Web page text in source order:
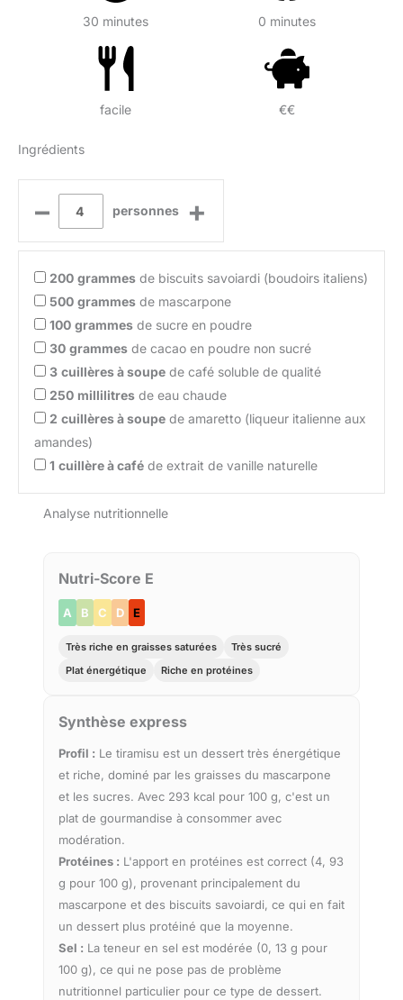
30 minutes 0 minutes
facile €€
Ingrédients
– personnes +
200 grammes de biscuits savoiardi (boudoirs italiens)
500 grammes de mascarpone
100 grammes de sucre en poudre
30 grammes de cacao en poudre non sucré
3 cuillères à soupe de café soluble de qualité
250 millilitres de eau chaude
2 cuillères à soupe de amaretto (liqueur italienne aux
amandes)
1 cuillère à café de extrait de vanille naturelle
Analyse nutritionnelle
Nutri-Score E
A B C D E
Très riche en graisses saturées
Très sucré
Plat énergétique
Riche en protéines
Synthèse express
Profil : Le tiramisu est un dessert très énergétique
et riche, dominé par les graisses du mascarpone
et les sucres. Avec 293 kcal pour 100 g, c'est un
plat de gourmandise à consommer avec
modération.
Protéines : L'apport en protéines est correct (4, 93
g pour 100 g), provenant principalement du
mascarpone et des biscuits savoiardi, ce qui en fait
un dessert plus protéiné que la moyenne.
Sel : La teneur en sel est modérée (0, 13 g pour
100 g), ce qui ne pose pas de problème
nutritionnel particulier pour ce type de dessert.